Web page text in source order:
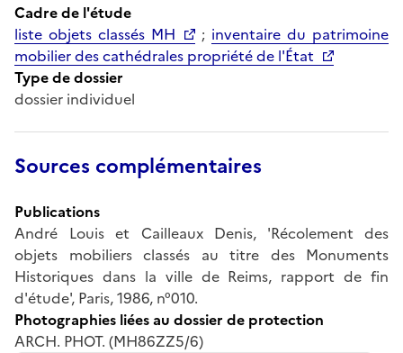
Cadre de l'étude
liste objets classés MH
; inventaire du patrimoine
mobilier des cathédrales propriété de l'État
Type de dossier
dossier individuel
Sources complémentaires
Publications
André Louis et Cailleaux Denis, 'Récolement des
objets mobiliers classés au titre des Monuments
Historiques dans la ville de Reims, rapport de fin
d'étude', Paris, 1986, n°010.
Photographies liées au dossier de protection
ARCH. PHOT. (MH86ZZ5/6)